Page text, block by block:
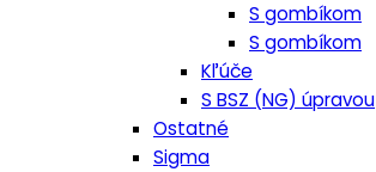
S gombíkom
S gombíkom
Kľúče
S BSZ (NG) úpravou
Ostatné
Sigma